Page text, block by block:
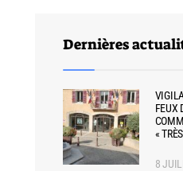
Dernières
FEUX
«
8